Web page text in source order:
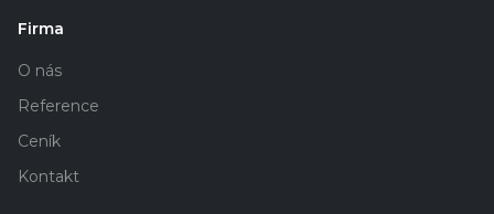
Firma
O nás
Reference
Ceník
Kontakt